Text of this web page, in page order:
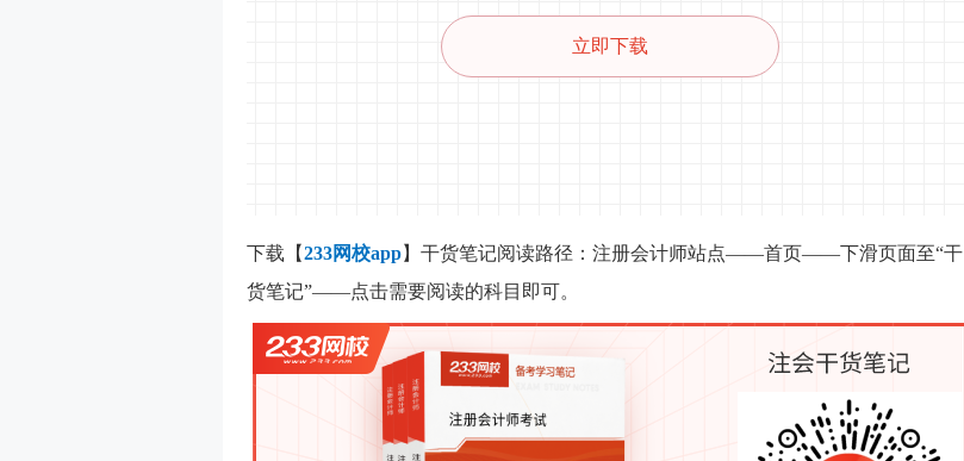
立即下载
下载【233网校app】干货笔记阅读路径：注册会计师站点——首页——下滑页面至“干
货笔记”——点击需要阅读的科目即可。